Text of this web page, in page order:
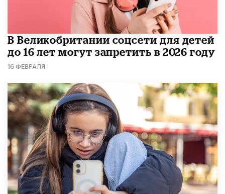
В Великобритании соцсети для детей
до 16 лет могут запретить в 2026 году
16 ФЕВРАЛЯ